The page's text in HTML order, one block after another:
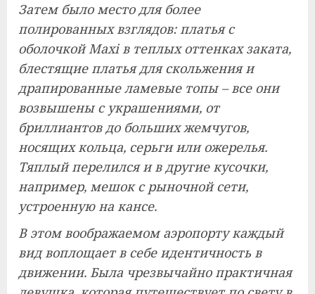
Затем было место для более
полированных взглядов: платья с
оболочкой Maxi в теплых оттенках заката,
блестящие платья для скольжения и
драпированные ламевые топы – все они
возвышены с украшениями, от
бриллиантов до больших жемчугов,
носящих кольца, серьги или ожерелья.
Тяплый перелился и в другие кусочки,
например, мешок с рыночной сети,
устроенную на кансе.
В этом воображаемом аэропорту каждый
вид воплощает в себе идентичность в
движении. Была чрезвычайно практичная